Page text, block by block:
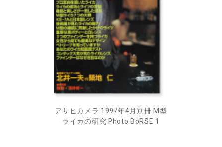
アサヒカメラ 1997年4月別冊 M型
ライカの研究 Photo BoRSE 1